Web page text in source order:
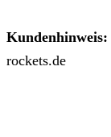
Kundenhinweis:
rockets.de